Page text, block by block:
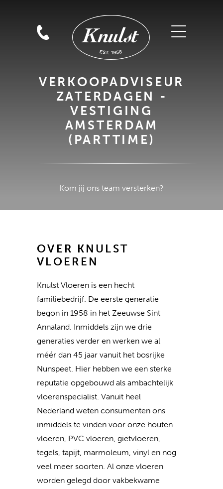
VERKOOPADVISEUR
ZATERDAGEN -
VESTIGING
AMSTERDAM
(PARTTIME)
Kom jij ons team versterken?
OVER KNULST
VLOEREN
Knulst Vloeren is een hecht
familiebedrijf. De eerste generatie
begon in 1958 in het Zeeuwse Sint
Annaland. Inmiddels zijn we drie
generaties verder en werken we al
méér dan 45 jaar vanuit het bosrijke
Nunspeet. Hier hebben we een sterke
reputatie opgebouwd als ambachtelijk
vloerenspecialist. Vanuit heel
Nederland weten consumenten ons
inmiddels te vinden voor onze houten
vloeren, PVC vloeren, gietvloeren,
tegels, tapijt, marmoleum, vinyl en nog
veel meer soorten. Al onze vloeren
worden gelegd door vakbekwame